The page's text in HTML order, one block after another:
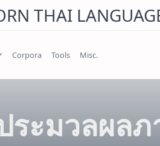
THAI
Corpora Tools Misc.
ระมวลผล